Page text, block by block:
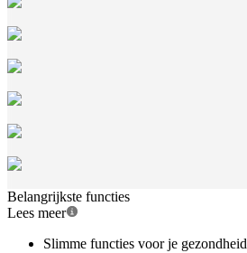
Belangrijkste functies
Lees meer
Slimme functies voor je gezondheid